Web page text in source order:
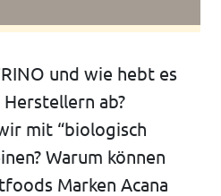
und wie hebt es
ab?
mit “biologisch
Warum können
Marken Acana